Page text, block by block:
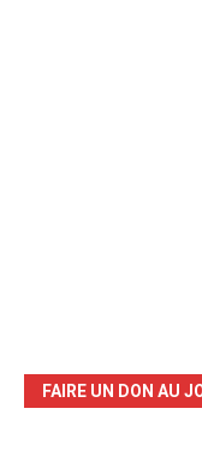
FAIRE UN DON AU